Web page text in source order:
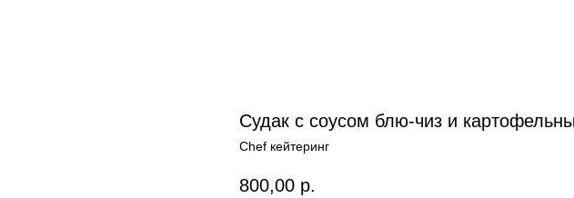
Судак с соусом блю-чиз и
Chef кейтеринг
800,00 р.